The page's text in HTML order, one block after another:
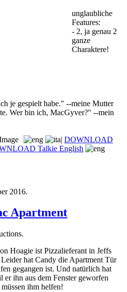
unglaubliche
Features:
- 2, ja genau 2
ganze
Charaktere!
je gespielt habe." --meine Mutter
Wer bin ich, MacGyver?" --mein
| DOWNLOAD
Talkie English
2016.
Apartment
Hoagie ist Pizzalieferant in Jeffs
hat Candy die Apartment Tür
gegangen ist. Und natürlich hat
er ihn aus dem Fenster geworfen
ihm helfen!